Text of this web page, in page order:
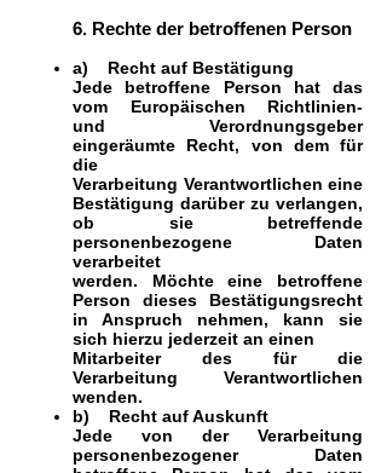
6. Rechte der betroffenen Person
a) Recht auf Bestätigung
Jede betroffene Person hat das
vom Europäischen Richtlinien-
und Verordnungsgeber
eingeräumte Recht, von dem für
die
Verarbeitung Verantwortlichen eine
Bestätigung darüber zu verlangen,
ob sie betreffende
personenbezogene Daten
verarbeitet
werden. Möchte eine betroffene
Person dieses Bestätigungsrecht
in Anspruch nehmen, kann sie
sich hierzu jederzeit an einen
Mitarbeiter des für die
Verarbeitung Verantwortlichen
wenden.
b) Recht auf Auskunft
Jede von der Verarbeitung
personenbezogener Daten